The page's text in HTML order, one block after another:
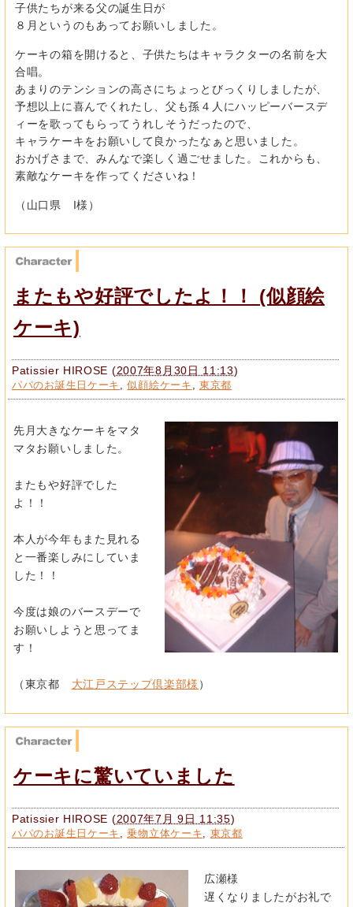
子供たちが来る父の誕生日が
８月というのもあってお願いしました。
ケーキの箱を開けると、子供たちはキャラクターの名前を大
合唱。
あまりのテンションの高さにちょっとびっくりしましたが、
予想以上に喜んでくれたし、父も孫４人にハッピーバースデ
ィーを歌ってもらってうれしそうだったので、
キャラケーキをお願いして良かったなぁと思いました。
おかげさまで、みんなで楽しく過ごせました。これからも、
素敵なケーキを作ってくださいね！
（山口県 I様）
またもや好評でしたよ！！ (似顔絵
ケーキ)
Patissier HIROSE (2007年8月30日 11:13)
パパのお誕生日ケーキ ,似顔絵ケーキ ,東京都
先月大きなケーキをマタ
マタお願いしました。
またもや好評でした
よ！！
本人が今年もまた見れる
と一番楽しみにしていま
した！！
今度は娘のバースデーで
お願いしようと思ってま
す！
（東京都 大江戸ステップ倶楽部様 ）
ケーキに驚いていました
Patissier HIROSE (2007年7月 9日 11:35)
パパのお誕生日ケーキ ,乗物立体ケーキ 東京都
広瀬様
遅くなりましたがお礼で